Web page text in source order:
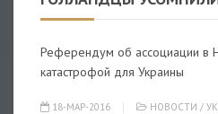
Референдум об ассоциации в
катастрофой для Украины
18-МАР-2016 НОВОСТИ /